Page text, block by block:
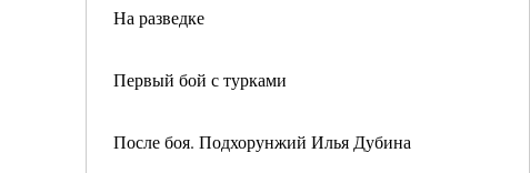
На разведке
Первый бой с турками
После боя. Подхорунжий Илья Дубина